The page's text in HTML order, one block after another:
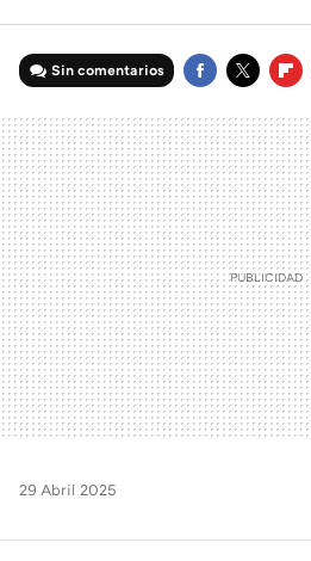
Sin comentarios
29 Abril 2025